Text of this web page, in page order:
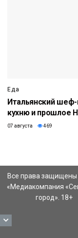
Еда
Итальянский
кухню и прошлое
07 августа 469
Все права
«Медиакомпания
город». 18+